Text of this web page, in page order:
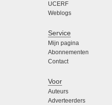
UCERF
Weblogs
Service
Mijn pagina
Abonnementen
Contact
Voor
Auteurs
Adverteerders